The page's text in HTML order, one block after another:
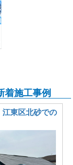
着施工事例
東区北砂での